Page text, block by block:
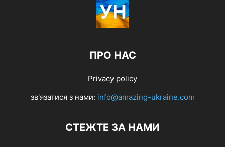
ПРО НАС
Privacy policy
зв'язатися з нами: info@amazing-ukraine.com
СТЕЖТЕ ЗА НАМИ